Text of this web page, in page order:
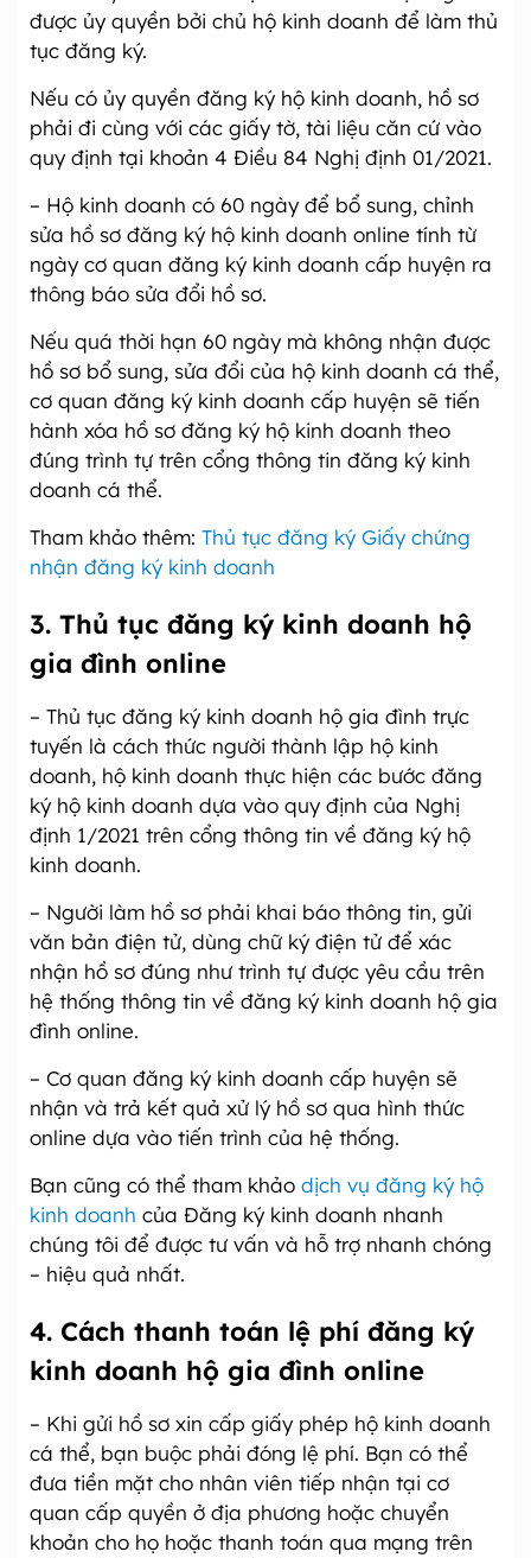
được ủy quyền bởi chủ hộ kinh doanh để làm thủ
tục đăng ký.
Nếu có ủy quyền đăng ký hộ kinh doanh, hồ sơ
phải đi cùng với các giấy tờ, tài liệu căn cứ vào
quy định tại khoản 4 Điều 84 Nghị định 01/2021.
– Hộ kinh doanh có 60 ngày để bổ sung, chỉnh
sửa hồ sơ đăng ký hộ kinh doanh online tính từ
ngày cơ quan đăng ký kinh doanh cấp huyện ra
thông báo sửa đổi hồ sơ.
Nếu quá thời hạn 60 ngày mà không nhận được
hồ sơ bổ sung, sửa đổi của hộ kinh doanh cá thể,
cơ quan đăng ký kinh doanh cấp huyện sẽ tiến
hành xóa hồ sơ đăng ký hộ kinh doanh theo
đúng trình tự trên cổng thông tin đăng ký kinh
doanh cá thể.
Tham khảo thêm: Thủ tục đăng ký Giấy chứng
nhận đăng ký kinh doanh
3. Thủ tục đăng ký kinh doanh hộ
gia đình online
– Thủ tục đăng ký kinh doanh hộ gia đình trực
tuyến là cách thức người thành lập hộ kinh
doanh, hộ kinh doanh thực hiện các bước đăng
ký hộ kinh doanh dựa vào quy định của Nghị
định 1/2021 trên cổng thông tin về đăng ký hộ
kinh doanh.
– Người làm hồ sơ phải khai báo thông tin, gửi
văn bản điện tử, dùng chữ ký điện tử để xác
nhận hồ sơ đúng như trình tự được yêu cầu trên
hệ thống thông tin về đăng ký kinh doanh hộ gia
đình online.
– Cơ quan đăng ký kinh doanh cấp huyện sẽ
nhận và trả kết quả xử lý hồ sơ qua hình thức
online dựa vào tiến trình của hệ thống.
Bạn cũng có thể tham khảo dịch vụ đăng ký hộ
kinh doanh của Đăng ký kinh doanh nhanh
chúng tôi để được tư vấn và hỗ trợ nhanh chóng
– hiệu quả nhất.
4. Cách thanh toán lệ phí đăng ký
kinh doanh hộ gia đình online
– Khi gửi hồ sơ xin cấp giấy phép hộ kinh doanh
cá thể, bạn buộc phải đóng lệ phí. Bạn có thể
đưa tiền mặt cho nhân viên tiếp nhận tại cơ
quan cấp quyền ở địa phương hoặc chuyển
khoản cho họ hoặc thanh toán qua mạng trên